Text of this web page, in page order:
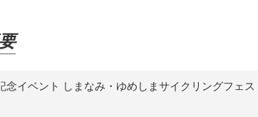
念イベント しまなみ・ゆめしまサイクリングフェス